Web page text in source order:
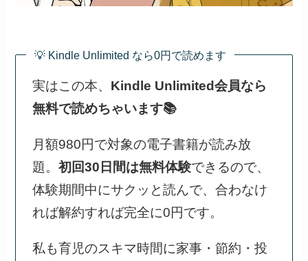
💡 Kindle Unlimited なら0円で読めます
実はこの本、 Kindle Unlimited会員なら
無料で読めちゃいます📚
月額980円で対象の電子書籍が読み放
題。 初回30日間は無料体験できるので、
体験期間中にサクッと読んで、合わなけ
れば解約すれば完全に0円です。
私も育児のスキマ時間に家事・節約・投